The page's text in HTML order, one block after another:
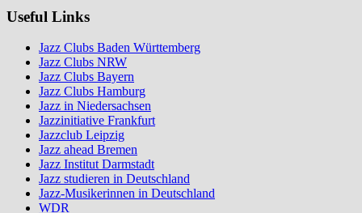
Useful Links
Jazz Clubs Baden Württemberg
Jazz Clubs NRW
Jazz Clubs Bayern
Jazz Clubs Hamburg
Jazz in Niedersachsen
Jazzinitiative Frankfurt
Jazzclub Leipzig
Jazz ahead Bremen
Jazz Institut Darmstadt
Jazz studieren in Deutschland
Jazz-Musikerinnen in Deutschland
WDR